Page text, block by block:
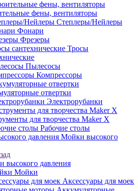
фены, вентиляторы
Степлеры/Нейлеры
Фонари
Фрезеры
Тросы
Пылесосы
Компрессоры
отвертки
Электрорубанки
для творчества Maker X
Рабочие столы
Мойки высокого
высокого давления
Мойки
Аксессуары для моек